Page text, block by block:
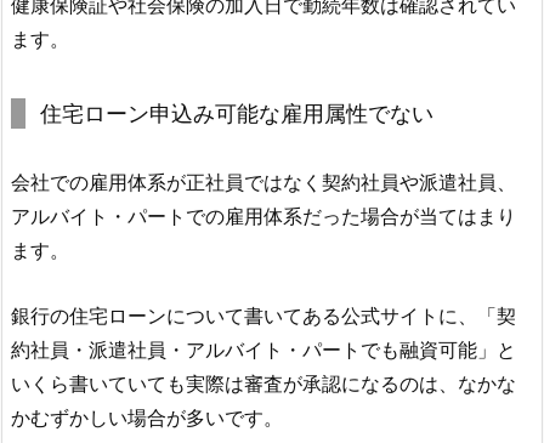
健康保険証や社会保険の加入日で勤続年数は確認されてい
ます。
住宅ローン申込み可能な雇用属性でない
会社での雇用体系が正社員ではなく契約社員や派遣社員、
アルバイト・パートでの雇用体系だった場合が当てはまり
ます。
銀行の住宅ローンについて書いてある公式サイトに、「契
約社員・派遣社員・アルバイト・パートでも融資可能」と
いくら書いていても実際は審査が承認になるのは、なかな
かむずかしい場合が多いです。